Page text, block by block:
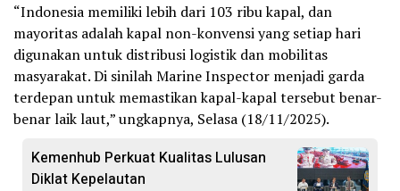
“Indonesia memiliki lebih dari 103 ribu kapal, dan
mayoritas adalah kapal non-konvensi yang setiap hari
digunakan untuk distribusi logistik dan mobilitas
masyarakat. Di sinilah Marine Inspector menjadi garda
terdepan untuk memastikan kapal-kapal tersebut benar-
benar laik laut,” ungkapnya, Selasa (18/11/2025).
Kemenhub Perkuat Kualitas Lulusan
Diklat Kepelautan